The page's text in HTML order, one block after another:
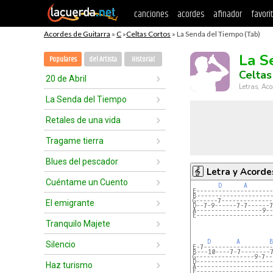
canciones acordes afinador
Acordes de Guitarra » C »Celtas Cortos » La Senda del Tiempo (Tab)
Populares del Artista Historial
20 de Abril
La Senda del Tiempo
Retales de una vida
Tragame tierra
Blues del pescador
Cuéntame un Cuento
El emigrante
Tranquilo Majete
Silencio
Haz turismo
La
Letras,
Letra y
D A
G------
D--7-9------7-
A------------------
D A
E-
B---10----7-
G----------------9-